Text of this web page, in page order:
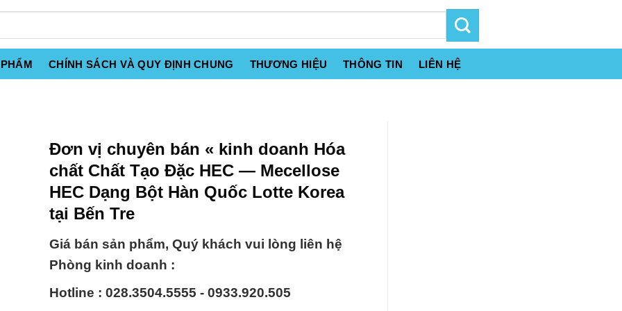
CHÍNH SÁCH VÀ QUY ĐỊNH CHUNG THƯƠNG HIỆU THÔNG TIN LIÊN HỆ
Đơn vị chuyên bán « kinh doanh Hóa
chất Chất Tạo Đặc HEC — Mecellose
HEC Dạng Bột Hàn Quốc Lotte Korea
tại Bến Tre
Giá bán sản phẩm, Quý khách vui lòng liên hệ
Phòng kinh doanh :
Hotline : 028.3504.5555 - 0933.920.505